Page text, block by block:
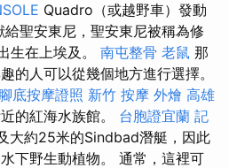
Quadro（或越野車）發動
聖安東尼，聖安東尼被稱為修
生在上埃及。 南屯整骨 老鼠 那
的人可以從幾個地方進行選擇。
腳底按摩證照 新竹 按摩 外燴 高雄
的紅海水族館。 台胞證宜蘭 記
大約25米的Sindbad潛艇，因此
下野生動植物。 通常，這裡可